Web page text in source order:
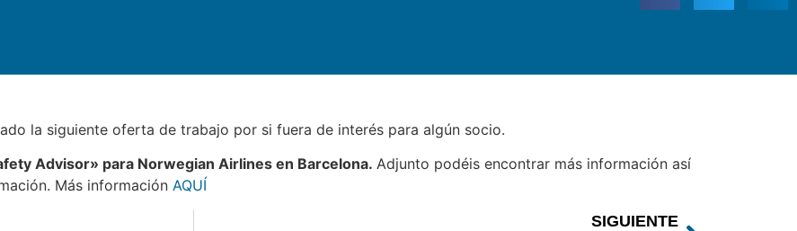
la siguiente oferta de trabajo por si fuera de interés para algún socio.
Advisor» para Norwegian Airlines en Barcelona. Adjunto podéis encontrar más información así
Más información AQUÍ
SIGUIENTE